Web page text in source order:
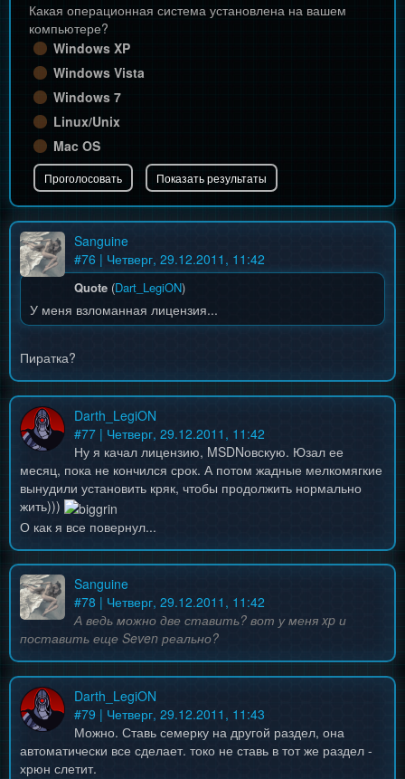
Какая операционная система установлена на вашем
компьютере?
Windows XP
Windows Vista
Windows 7
Linux/Unix
Mac OS
Sanguine
#76 | Четверг, 29.12.2011, 11:42
Quote (Dart_LegiON)
У меня взломанная лицензия...
Пиратка?
Darth_LegiON
#77 | Четверг, 29.12.2011, 11:42
Ну я качал лицензию, MSDNовскую. Юзал ее
месяц, пока не кончился срок. А потом жадные мелкомягкие
вынудили установить кряк, чтобы продолжить нормально
жить)))
О как я все повернул...
Sanguine
#78 | Четверг, 29.12.2011, 11:42
А ведь можно две ставить? вот у меня xp и
поставить еще Seven реально?
Darth_LegiON
#79 | Четверг, 29.12.2011, 11:43
Можно. Ставь семерку на другой раздел, она
автоматически все сделает. токо не ставь в тот же раздел -
хрюн слетит.